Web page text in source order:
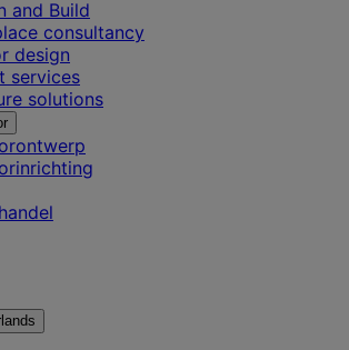
and Build
consultancy
design
services
solutions